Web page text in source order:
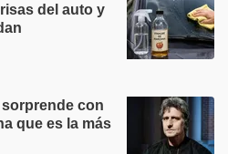
del auto y
con
que es la más